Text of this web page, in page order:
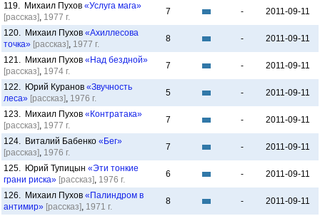
119. Михаил Пухов «Услуга мага»
[рассказ], 1977 г.
7 - 2011-09-11
120. Михаил Пухов «Ахиллесова
точка» [рассказ], 1977 г.
8 - 2011-09-11
121. Михаил Пухов «Над бездной»
[рассказ], 1974 г.
7 - 2011-09-11
122. Юрий Куранов «Звучность
леса» [рассказ], 1976 г.
5 - 2011-09-11
123. Михаил Пухов «Контратака»
[рассказ], 1977 г.
7 - 2011-09-11
124. Виталий Бабенко «Бег»
[рассказ], 1976 г.
7 - 2011-09-11
125. Юрий Тупицын «Эти тонкие
грани риска» [рассказ], 1976 г.
6 - 2011-09-11
126. Михаил Пухов «Палиндром в
антимир» [рассказ], 1971 г.
8 - 2011-09-11